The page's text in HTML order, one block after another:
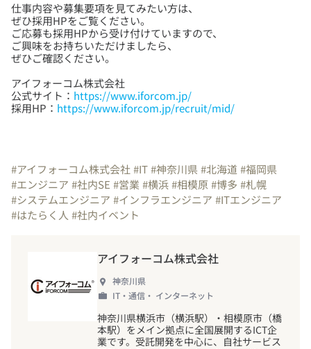
仕事内容や募集要項を見てみたい方は、
ぜひ採用HPをご覧ください。
ご応募も採用HPから受け付けていますので、
ご興味をお持ちいただけましたら、
アイフォーコム株式会社
公式サイト： https://www.iforcom.jp/
採用HP： https://www.iforcom.jp/recruit/mid/
#アイフォーコム株式会社#IT#神奈川県#北海道 #福岡県
#エンジニア #社内SE #営業 #横浜#相模原 #博多 #札幌
#システムエンジニア #インフラエンジニア #ITエンジニア
#はたらく人 #社内イベント
アイフォーコム株式会社
神奈川県
IT・通信・ インターネット
神奈川県横浜市（横浜駅）・相模原市（橋
本駅）をメイン拠点に全国展開するICT企
業です。受託開発を中心に、自社サービス